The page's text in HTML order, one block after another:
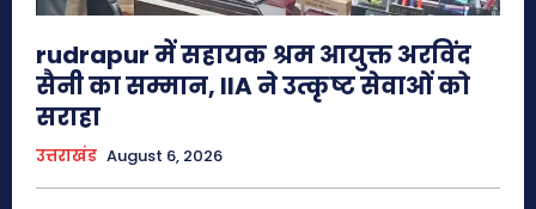
rudrapur में सहायक श्रम आयुक्त अरविंद
सैनी का सम्मान, IIA ने उत्कृष्ट सेवाओं को
सराहा
उत्तराखंड August 6, 2026